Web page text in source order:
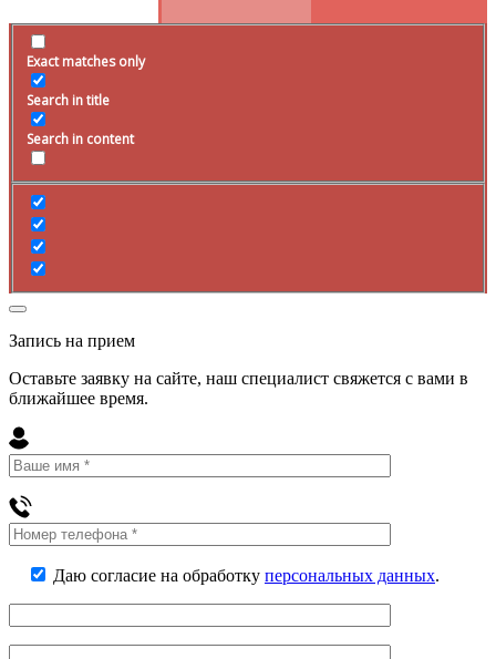
Exact matches only
Search in title
Search in content
Запись на прием
Оставьте заявку на сайте, наш специалист свяжется с вами в
ближайшее время.
Даю согласие на обработку персональных данных.